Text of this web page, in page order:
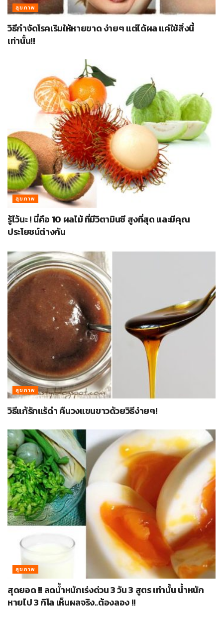
สุขภาพ
วิธีกำจัดโรคเริมให้หายขาด ง่ายๆ แต่ได้ผล แค่ใช้สิ่งนี้
เท่านั้น!!
สุขภาพ
รู้ไว้นะ ! นี่คือ 10 ผลไม้ ที่มีวิตามินซี สูงที่สุด และมีคุณ
ประโยชน์ต่างกัน
สุขภาพ
วิธีแก้รักแร้ดำ คืนวงแขนขาวด้วยวิธีง่ายๆ!
สุขภาพ
สุดยอด !! ลดนัำหนักเร่งด่วน 3 วัน 3 สูตร เท่านั้น น้ำหนัก
หายไป 3 กิโล เห็นผลจริง..ต้องลอง !!